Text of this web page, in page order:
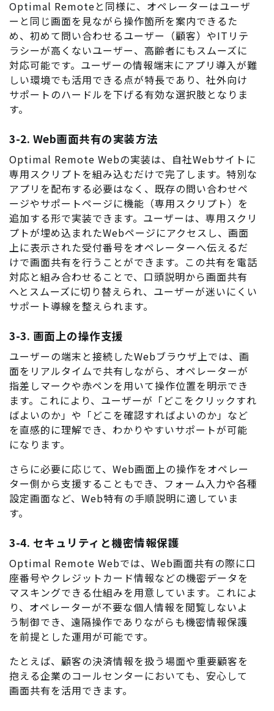
Optimal Remoteと同様に、オペレーターはユーザ
ーと同じ画面を見ながら操作箇所を案内できるた
め、初めて問い合わせるユーザー（顧客）やITリテ
ラシーが高くないユーザー、高齢者にもスムーズに
対応可能です。ユーザーの情報端末にアプリ導入が難
しい環境でも活用できる点が特長であり、社外向け
サポートのハードルを下げる有効な選択肢となりま
す。
3-2. Web画面共有の実装方法
Optimal Remote Webの実装は、自社Webサイトに
専用スクリプトを組み込むだけで完了します。特別な
アプリを配布する必要はなく、既存の問い合わせペ
ージやサポートページに機能（専用スクリプト）を
追加する形で実装できます。ユーザーは、専用スクリ
プトが埋め込まれたWebページにアクセスし、画面
上に表示された受付番号をオペレーターへ伝えるだ
けで画面共有を行うことができます。この共有を電話
対応と組み合わせることで、口頭説明から画面共有
へとスムーズに切り替えられ、ユーザーが迷いにくい
サポート導線を整えられます。
3-3. 画面上の操作支援
ユーザーの端末と接続したWebブラウザ上では、画
面をリアルタイムで共有しながら、オペレーターが
指差しマークや赤ペンを用いて操作位置を明示でき
ます。これにより、ユーザーが「どこをクリックすれ
ばよいのか」や「どこを確認すればよいのか」など
を直感的に理解でき、わかりやすいサポートが可能
になります。
さらに必要に応じて、Web画面上の操作をオペレー
ター側から支援することもでき、フォーム入力や各種
設定画面など、Web特有の手順説明に適していま
す。
3-4. セキュリティと機密情報保護
Optimal Remote Webでは、Web画面共有の際に口
座番号やクレジットカード情報などの機密データを
マスキングできる仕組みを用意しています。これによ
り、オペレーターが不要な個人情報を閲覧しないよ
う制御でき、遠隔操作でありながらも機密情報保護
を前提とした運用が可能です。
たとえば、顧客の決済情報を扱う場面や重要顧客を
抱える企業のコールセンターにおいても、安心して
画面共有を活用できます。